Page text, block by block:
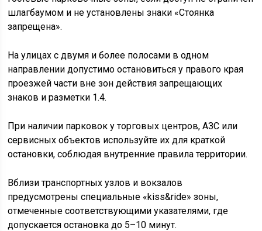
шлагбаумом и не установлены знаки «Стоянка
запрещена».
На улицах с двумя и более полосами в одном
направлении допустимо остановиться у правого края
проезжей части вне зон действия запрещающих
знаков и разметки 1.4.
При наличии парковок у торговых центров, АЗС или
сервисных объектов используйте их для краткой
остановки, соблюдая внутренние правила территории.
Вблизи транспортных узлов и вокзалов
предусмотрены специальные «kiss&ride» зоны,
отмеченные соответствующими указателями, где
допускается остановка до 5–10 минут.